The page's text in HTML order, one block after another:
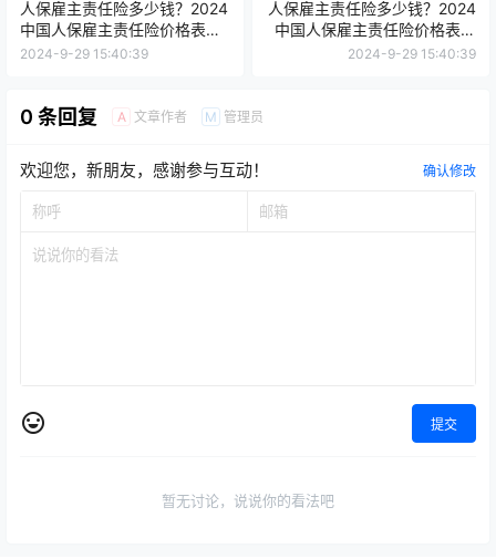
人保雇主责任险多少钱？2024
中国人保雇主责任险价格表最
新版查询
2024-9-29 15:40:39
人保雇主责任险多少钱？2024
中国人保雇主责任险价格表最
新版查询
2024-9-29 15:40:39
0 条回复 A 文章作者 M 管理员
欢迎您，新朋友，感谢参与互动！ 确认修改
提交
暂无讨论，说说你的看法吧